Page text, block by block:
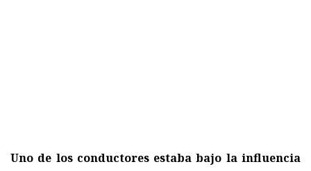
Uno de los conductores estaba bajo la influencia